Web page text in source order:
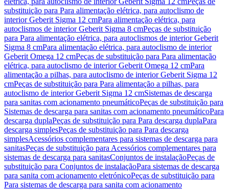
substituição para Para alimentação elétrica, para autoclismo de
interior Geberit Sigma 12 cmPara alimentação elétrica, para
autoclismos de interior Geberit Sigma 8 cmPeças de substituição
para Para alimentação elétrica, para autoclismos de interior Geberit
Sigma 8 cmPara alimentação elétrica, para autoclismo de interior
Geberit Omega 12 cmPeças de substituição para Para alimentação
elétrica, para autoclismo de interior Geberit Omega 12 cmPara
alimentação a pilhas, para autoclismo de interior Geberit Sigma 12
cmPeças de substituição para Para alimentação a pilhas, para
autoclismo de interior Geberit Sigma 12 cmSistemas de descarga
para sanitas com acionamento pneumáticoPeças de substituição para
Sistemas de descarga para sanitas com acionamento pneumáticoPara
descarga duplaPeças de substituição para Para descarga duplaPara
descarga simplesPeças de substituição para Para descarga
simplesAcessórios complementares para sistemas de descarga para
sanitasPeças de substituição para Acessórios complementares para
sistemas de descarga para sanitasConjuntos de instalaçãoPeças de
substituição para Conjuntos de instalaçãoPara sistemas de descarga
para sanita com acionamento eletrónicoPeças de substituição para
Para sistemas de descarga para sanita com acionamento